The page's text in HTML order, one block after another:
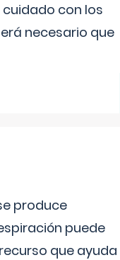
con los
necesario que
produce
puede
que ayuda